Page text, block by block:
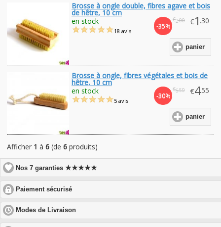
Brosse à ongle double, fibres agave et bois
de hêtre, 10 cm
-35%
€2.00 €1 .30
en stock
panier
18 avis
Brosse à ongle, fibres végétales et bois de
hêtre, 10 cm
-30%
€6.50 €4.55
en stock
panier
5 avis
Afficher 1 à 6 (de 6 produits)
Nos 7 garanties★★★★★
Paiement sécurisé
to
expand
Modes de Livraison
to